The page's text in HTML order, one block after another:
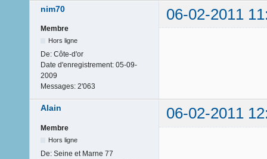
nim70 06-02-2011
Membre
Hors ligne
De: Côte-d'or
Date d'enregistrement: 05-09-
2009
Messages: 2'063
Alain 06-02-2011
Membre
Hors ligne
De: Seine et Marne 77